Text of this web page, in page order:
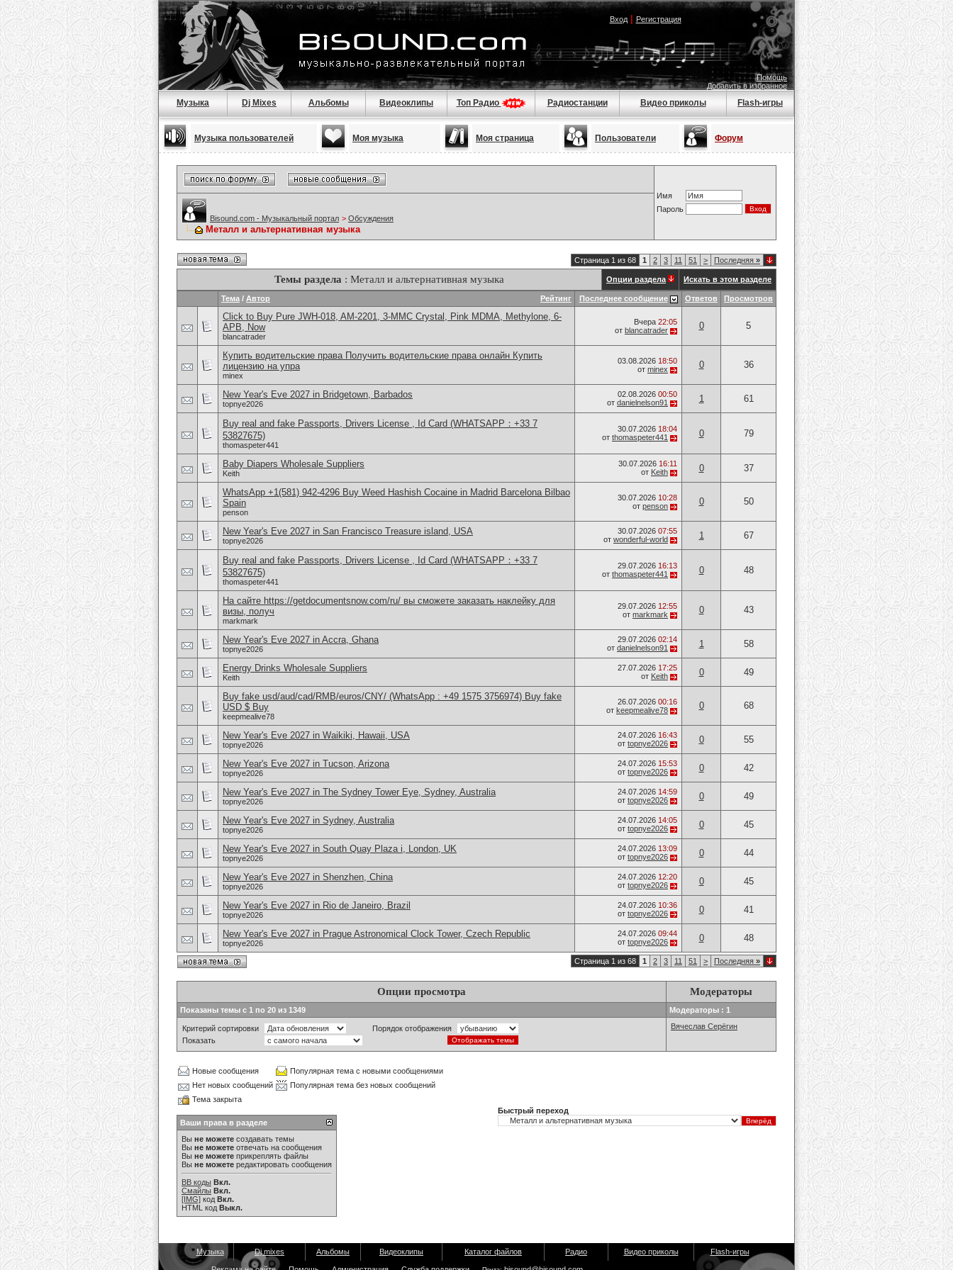
Вход| Регистрация
Помощь
Добавить в избранное
Музыка Dj Mixes Альбомы Видеоклипы Топ Радио Радиостанции Видео приколы Flash-игры
Музыка пользователей Моя музыка Моя страница Пользователи Форум
Имя
Пароль
Bisound.com - Музыкальный портал > Обсуждения
Металл и альтернативная музыка
Страница 1 из 68 1 2 3 11 51 > Последняя »
Темы раздела : Металл и альтернативная музыка Опции раздела Искать в этом разделе
Рейтинг
Тема / Автор Последнее сообщение Ответов Просмотров
Click to Buy Pure JWH-018, AM-2201, 3-MMC Crystal, Pink MDMA, Methylone, 6-
APB, Now
blancatrader
Вчера 22:05
от blancatrader 0 5
Купить водительские права Получить водительские права онлайн Купить
лицензию на упра
minex
03.08.2026 18:50
от minex 0 36
New Year's Eve 2027 in Bridgetown, Barbados
topnye2026
02.08.2026 00:50
от danielnelson91 1 61
Buy real and fake Passports, Drivers License , Id Card (WHATSAPP：+33 7
53827675)
thomaspeter441
30.07.2026 18:04
от thomaspeter441 0 79
Baby Diapers Wholesale Suppliers
Keith
30.07.2026 16:11
от Keith 0 37
WhatsApp +1(581) 942-4296 Buy Weed Hashish Cocaine in Madrid Barcelona Bilbao
Spain
penson
30.07.2026 10:28
от penson 0 50
New Year's Eve 2027 in San Francisco Treasure island, USA
topnye2026
30.07.2026 07:55
от wonderful-world 1 67
Buy real and fake Passports, Drivers License , Id Card (WHATSAPP：+33 7
53827675)
thomaspeter441
29.07.2026 16:13
от thomaspeter441 0 48
На сайте https://getdocumentsnow.com/ru/ вы сможете заказать наклейку для
визы, получ
markmark
29.07.2026 12:55
от markmark 0 43
New Year's Eve 2027 in Accra, Ghana
topnye2026
29.07.2026 02:14
от danielnelson91 1 58
Energy Drinks Wholesale Suppliers
Keith
27.07.2026 17:25
от Keith 0 49
Buy fake usd/aud/cad/RMB/euros/CNY/ (WhatsApp : +49 1575 3756974) Buy fake
USD $ Buy
keepmealive78
26.07.2026 00:16
от keepmealive78 0 68
New Year's Eve 2027 in Waikiki, Hawaii, USA
topnye2026
24.07.2026 16:43
от topnye2026 0 55
New Year's Eve 2027 in Tucson, Arizona
topnye2026
24.07.2026 15:53
от topnye2026 0 42
New Year's Eve 2027 in The Sydney Tower Eye, Sydney, Australia
topnye2026
24.07.2026 14:59
от topnye2026 0 49
New Year's Eve 2027 in Sydney, Australia
topnye2026
24.07.2026 14:05
от topnye2026 0 45
New Year's Eve 2027 in South Quay Plaza i, London, UK
topnye2026
24.07.2026 13:09
от topnye2026 0 44
New Year's Eve 2027 in Shenzhen, China
topnye2026
24.07.2026 12:20
от topnye2026 0 45
New Year's Eve 2027 in Rio de Janeiro, Brazil
topnye2026
24.07.2026 10:36
от topnye2026 0 41
New Year's Eve 2027 in Prague Astronomical Clock Tower, Czech Republic
topnye2026
24.07.2026 09:44
от topnye2026 0 48
Страница 1 из 68 1 2 3 11 51 > Последняя »
Опции просмотра Модераторы
Показаны темы с 1 по 20 из 1349 Модераторы : 1
Критерий сортировки
Порядок отображения
Показать
Вячеслав Серёгин
Новые сообщения
Популярная тема с новыми сообщениями
Нет новых сообщений
Популярная тема без новых сообщений
Тема закрыта
Ваши права в разделе
Вы не можете создавать темы
Вы не можете отвечать на сообщения
Вы не можете прикреплять файлы
Вы не можете редактировать сообщения
BB коды Вкл.
Смайлы Вкл.
[IMG] код Вкл.
HTML код Выкл.
Быстрый переход
Музыка Dj mixes Альбомы Видеоклипы Каталог файлов Радио Видео приколы Flash-игры